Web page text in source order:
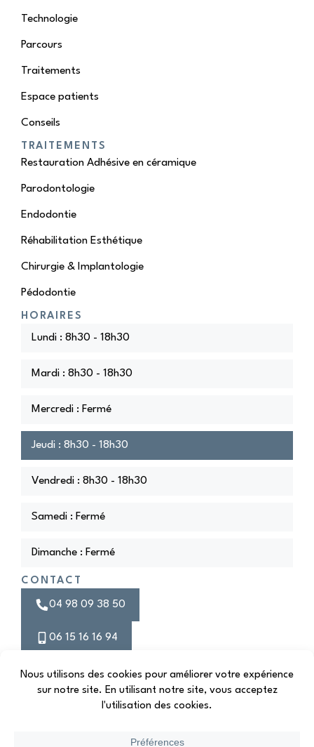
Technologie
Parcours
Traitements
Espace patients
Conseils
TRAITEMENTS
Restauration Adhésive en céramique
Parodontologie
Endodontie
Réhabilitation Esthétique
Chirurgie & Implantologie
Pédodontie
HORAIRES
Lundi : 8h30 - 18h30
Mardi : 8h30 - 18h30
Mercredi : Fermé
Jeudi : 8h30 - 18h30
Vendredi : 8h30 - 18h30
Samedi : Fermé
Dimanche : Fermé
CONTACT
04 98 09 38 50
06 15 16 16 94
Prendre rendez-vous